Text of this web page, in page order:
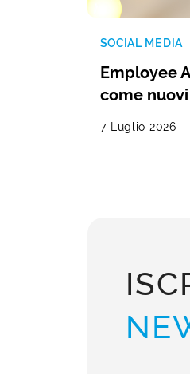
SOCIAL MEDIA
Employee
come
7 Luglio 2026